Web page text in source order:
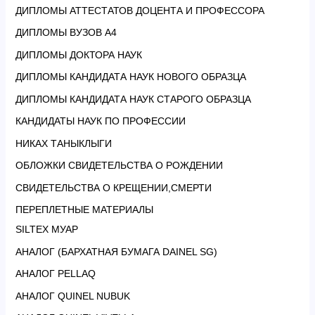
ДИПЛОМЫ АТТЕСТАТОВ ДОЦЕНТА И ПРОФЕССОРА
ДИПЛОМЫ ВУЗОВ А4
ДИПЛОМЫ ДОКТОРА НАУК
ДИПЛОМЫ КАНДИДАТА НАУК НОВОГО ОБРАЗЦА
ДИПЛОМЫ КАНДИДАТА НАУК СТАРОГО ОБРАЗЦА
КАНДИДАТЫ НАУК ПО ПРОФЕССИИ
НИКАХ ТАНЫКЛЫГИ
ОБЛОЖКИ СВИДЕТЕЛЬСТВА О РОЖДЕНИИ
СВИДЕТЕЛЬСТВА О КРЕЩЕНИИ,СМЕРТИ
ПЕРЕПЛЕТНЫЕ МАТЕРИАЛЫ
SILTEX МУАР
АНАЛОГ (БАРХАТНАЯ БУМАГА DAINEL SG)
АНАЛОГ PELLAQ
АНАЛОГ QUINEL NUBUK